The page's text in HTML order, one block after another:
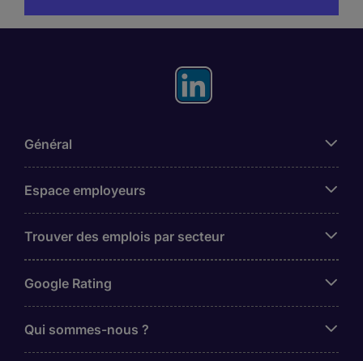
Général
Espace employeurs
Trouver des emplois par secteur
Google Rating
Qui sommes-nous ?